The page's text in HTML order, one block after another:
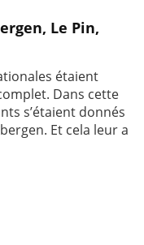
Le Pin,
étaient
Dans cette
s’étaient donnés
Et cela leur a